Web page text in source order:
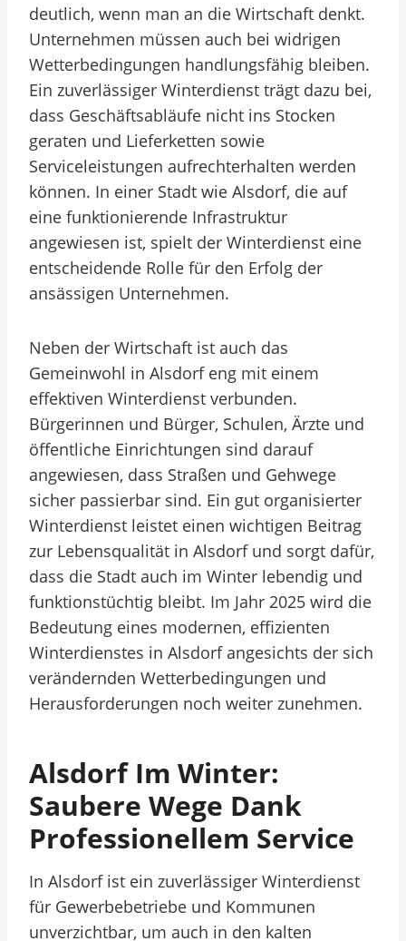
deutlich, wenn man an die Wirtschaft denkt.
Unternehmen müssen auch bei widrigen
Wetterbedingungen handlungsfähig bleiben.
Ein zuverlässiger Winterdienst trägt dazu bei,
dass Geschäftsabläufe nicht ins Stocken
geraten und Lieferketten sowie
Serviceleistungen aufrechterhalten werden
können. In einer Stadt wie Alsdorf, die auf
eine funktionierende Infrastruktur
angewiesen ist, spielt der Winterdienst eine
entscheidende Rolle für den Erfolg der
ansässigen Unternehmen.
Neben der Wirtschaft ist auch das
Gemeinwohl in Alsdorf eng mit einem
effektiven Winterdienst verbunden.
Bürgerinnen und Bürger, Schulen, Ärzte und
öffentliche Einrichtungen sind darauf
angewiesen, dass Straßen und Gehwege
sicher passierbar sind. Ein gut organisierter
Winterdienst leistet einen wichtigen Beitrag
zur Lebensqualität in Alsdorf und sorgt dafür,
dass die Stadt auch im Winter lebendig und
funktionstüchtig bleibt. Im Jahr 2025 wird die
Bedeutung eines modernen, effizienten
Winterdienstes in Alsdorf angesichts der sich
verändernden Wetterbedingungen und
Herausforderungen noch weiter zunehmen.
Alsdorf Im Winter:
Saubere Wege Dank
Professionellem Service
In Alsdorf ist ein zuverlässiger Winterdienst
für Gewerbebetriebe und Kommunen
unverzichtbar, um auch in den kalten